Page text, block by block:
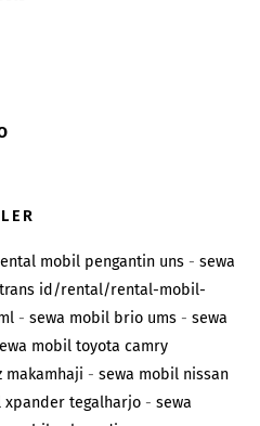
mobil pengantin uns -sewa
id/rental/rental-mobil-
-sewa mobil brio ums -sewa
mobil toyota camry
makamhaji -sewa mobil nissan
xpander tegalharjo -sewa